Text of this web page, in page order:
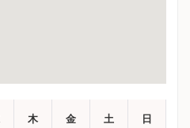
木 金 土 日